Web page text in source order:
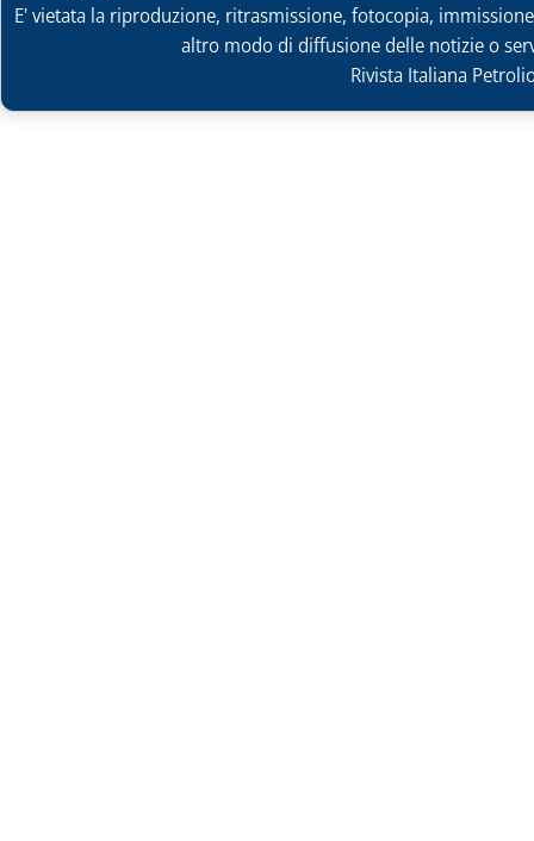
E' vietata la riproduzione, ritrasmissione, fotocopia,
altro modo di diffusione delle notizie o
Rivista Italiana